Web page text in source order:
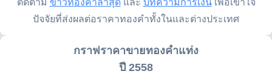
ติดตาม ข่าวทองคำล่าสุด และ บทความการเงิน เพื่อเข้าใจ
ปัจจัยที่ส่งผลต่อราคาทองคำทั้งในและต่างประเทศ
กราฟราคาขายทองคำแท่ง
ปี 2558